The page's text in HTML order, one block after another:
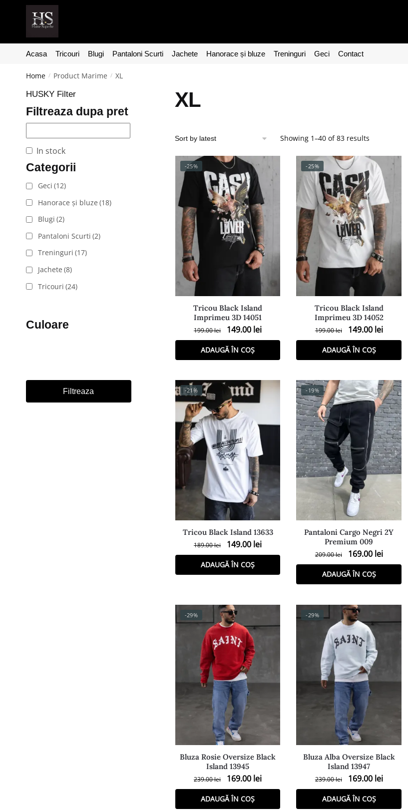
Acasa Tricouri Blugi Pantaloni Scurti Jachete Hanorace și bluze Treninguri Geci Contact
Home / Product Marime / XL
XL
In stock
Categorii
Geci
(12)
Hanorace și bluze(18)
Blugi
Pantaloni Scurti
(2)
Treninguri
Jachete(8)
Tricouri
(24)
Showing 1–40 of 83 results
-25%
Tricou Black Island
Imprimeu 3D 14051
199.00lei 149.00 lei
ADAUGĂ ÎN COȘ
-25%
Tricou Black Island
Imprimeu 3D 14052
199.00lei 149.00 lei
ADAUGĂ ÎN COȘ
-21%
Tricou Black Island 13633
189.00lei 149.00 lei
ADAUGĂ ÎN COȘ
-19%
Pantaloni Cargo Negri 2Y
Premium 009
209.00lei 169.00 lei
ADAUGĂ ÎN COȘ
-29%
Bluza Rosie Oversize Black
Island 13945
239.00lei 169.00 lei
ADAUGĂ ÎN COȘ
-29%
Bluza Alba Oversize Black
Island 13947
239.00lei 169.00 lei
ADAUGĂ ÎN COȘ
HUSKY Filter
Filtreaza dupa pret
In stock
Categorii
Geci (12)
Hanorace și bluze (18)
Blugi (2)
Pantaloni Scurti (2)
Treninguri (17)
Jachete (8)
Tricouri (24)
Culoare
Filtreaza